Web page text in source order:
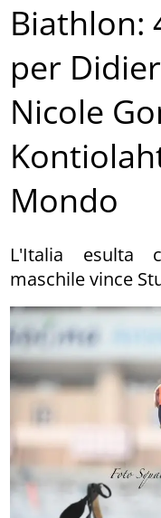
Biathlon:
per
Nicole
Mondo
L'Italia esulta
maschile vince